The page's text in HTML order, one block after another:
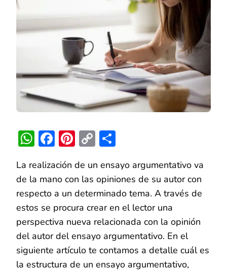
CÓMO
ESCRIBE
Y
EJEMPLOS
WhatsApp
Facebook
Pinterest
Copy
La realización de un ensayo argumentativo va
de la mano con las opiniones de su autor con
respecto a un determinado tema. A través de
estos se procura crear en el lector una
perspectiva nueva relacionada con la opinión
del autor del ensayo argumentativo. En el
siguiente artículo te contamos a detalle cuál es
la estructura de un ensayo argumentativo,